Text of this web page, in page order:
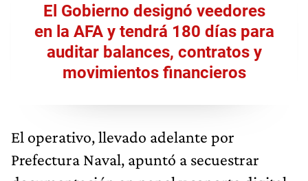
El Gobierno designó veedores
en la AFA y tendrá 180 días para
auditar balances, contratos y
movimientos financieros
El operativo, llevado adelante por
Prefectura Naval, apuntó a secuestrar